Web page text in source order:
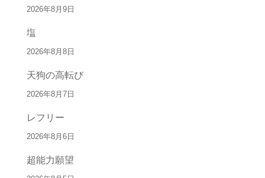
2026年8月9日
塩
2026年8月8日
天狗の高転び
2026年8月7日
レフリー
2026年8月6日
超能力願望